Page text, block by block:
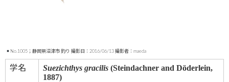
No.1005；静岡県沼津市 釣り 撮影日：2016/06/13 撮影者：maeda
学名 Suezichthys gracilis (Steindachner and Döderlein,
1887)